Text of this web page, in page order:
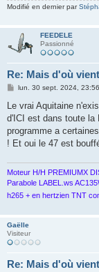
Modifié en dernier par
FEEDELE
Passionné
Re: Mais d'où
M
s
a
g
lun. 30 sept. 2024, 23:56
Le vrai Aquitaine
d'ICI est dans toute la
programme a
! Et oui le 47 est
Moteur H/H PREMIUMX
Parabole LABEL.ws
h265 + en hertzien TNT
Gaëlle
Visiteur
Re: Mais d'où